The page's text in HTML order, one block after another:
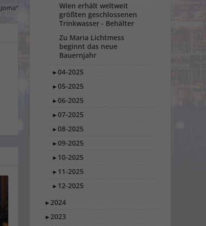
Wien erhält weltweit
größten geschlossenen
Trinkwasser - Behälter
Zu Maria Lichtmess
beginnt das neue
Bauernjahr
►04-2025
►05-2025
►06-2025
►07-2025
►08-2025
►09-2025
► 10-2025
► 11-2025
► 12-2025
► 2024
► 2023